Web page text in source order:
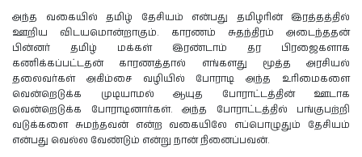
அந்த வகையில் தமிழ் தேசியம் என்பது தமிழரின் இரத்தத்தில்
ஊறிய விடயமொன்றாகும். காரணம் சுதந்திரம் அடைந்ததன்
பின்னர் தமிழ் மக்கள் இரண்டாம் தர பிரஜைகளாக
கணிக்கப்பட்டதன் காரணத்தால் எங்களது மூத்த அரசியல்
தலைவர்கள் அகிம்சை வழியில் போராடி அந்த உரிமைகளை
வென்றெடுக்க முடியாமல் ஆயுத போராட்டத்தின் ஊடாக
வென்றெடுக்க போராடினார்கள். அந்த போராட்டத்தில் பங்குபற்றி
வடுக்களை சுமந்தவன் என்ற வகையிலே எப்பொழுதும் தேசியம்
என்பது வெல்ல வேண்டும் என்று நான் நினைப்பவன்.